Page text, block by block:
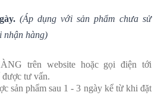
(Áp dụng với sản phẩm chưa sử
nhận hàng)
trên website hoặc gọi điện tới
được tư vấn.
sản phẩm sau 1 - 3 ngày kể từ khi đặt